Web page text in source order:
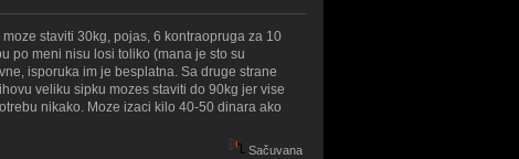
staviti 30kg, pojas, 6 kontraopruga za 10
po meni nisu losi toliko (mana je sto su
isporuka im je besplatna. Sa druge strane
veliku sipku mozes staviti do 90kg jer vise
nikako. Moze izaci kilo 40-50 dinara ako
Sačuvana